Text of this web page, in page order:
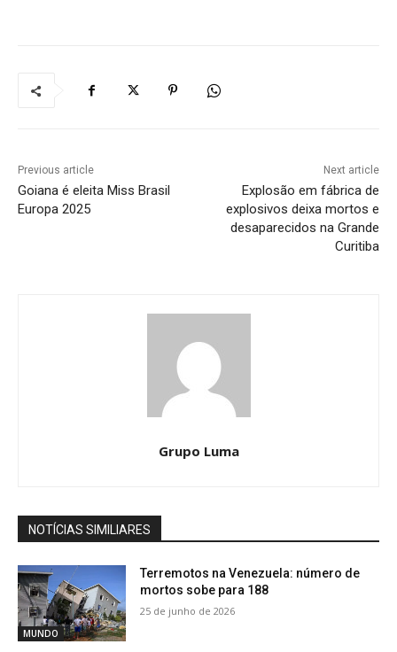
Previous article
Goiana é eleita Miss Brasil
Europa 2025
Next article
Explosão em fábrica de
explosivos deixa mortos e
desaparecidos na Grande
Curitiba
Grupo Luma
NOTÍCIAS SIMILIARES
MUNDO
Terremotos na Venezuela: número de
mortos sobe para 188
25 de junho de 2026